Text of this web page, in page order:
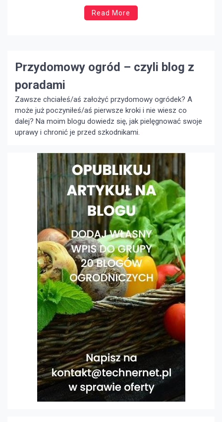
które stosujemy w odpowiednim terminie i z właściwą
intensywnością. Poniżej znajdziesz kompletny,
Read More
Przydomowy ogród – czyli blog z
poradami
Zawsze chciałeś/aś założyć przydomowy ogródek? A
może już poczyniłeś/aś pierwsze kroki i nie wiesz co
dalej? Na moim blogu dowiedz się, jak pielęgnować swoje
uprawy i chronić je przed szkodnikami.